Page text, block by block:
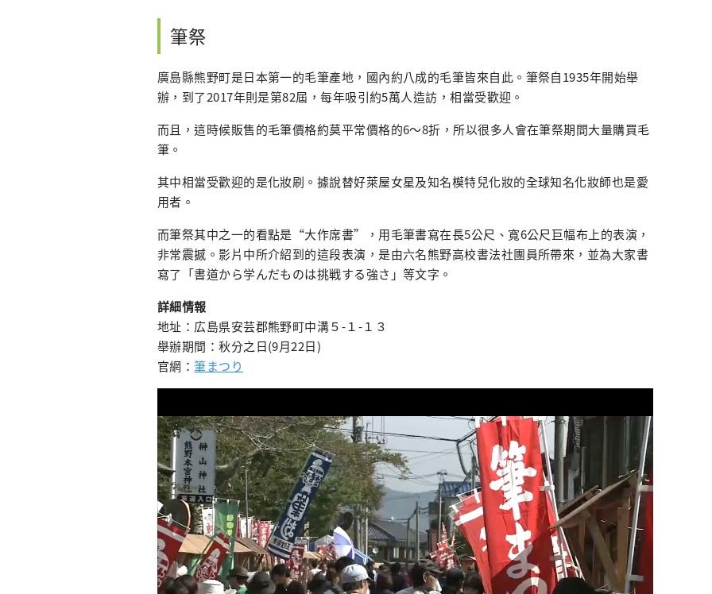
筆祭
廣島縣熊野町是日本第一的毛筆產地，國內約八成的毛筆皆來自此。筆祭自1935年開始舉
辦，到了2017年則是第82屆，每年吸引約5萬人造訪，相當受歡迎。
而且，這時候販售的毛筆價格約莫平常價格的6～8折，所以很多人會在筆祭期間大量購買毛
筆。
其中相當受歡迎的是化妝刷。據說替好萊屋女星及知名模特兒化妝的全球知名化妝師也是愛
用者。
而筆祭其中之一的看點是“大作席書”，用毛筆書寫在長5公尺、寬6公尺巨幅布上的表演，
非常震撼。影片中所介紹到的這段表演，是由六名熊野高校書法社團員所帶來，並為大家書
寫了「書道から学んだものは挑戦する強さ」等文字。
詳細情報
地址：広島県安芸郡熊野町中溝５-１-１３
舉辦期間：秋分之日(9月22日)
官網：筆まつり